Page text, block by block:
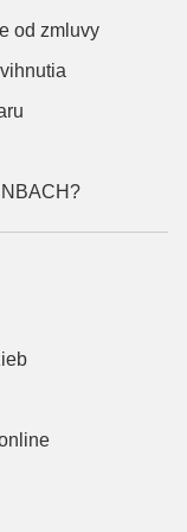
od zmluvy